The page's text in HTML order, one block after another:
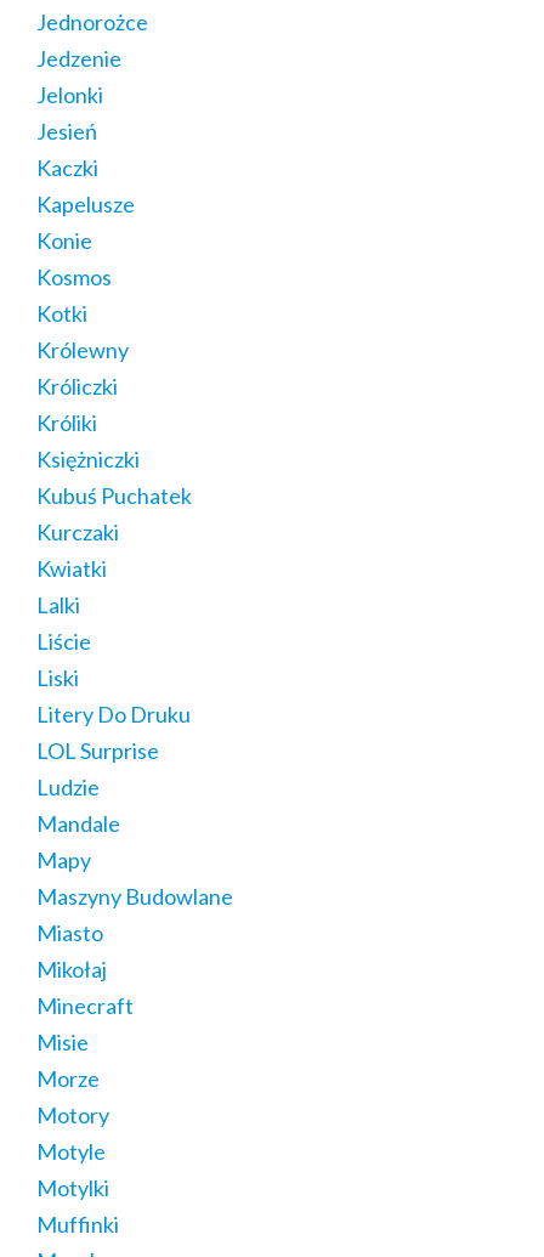
Jednorożce
Jedzenie
Jelonki
Jesień
Kaczki
Kapelusze
Konie
Kosmos
Kotki
Królewny
Króliczki
Króliki
Księżniczki
Kubuś Puchatek
Kurczaki
Kwiatki
Lalki
Liście
Liski
Litery Do Druku
LOL Surprise
Ludzie
Mandale
Mapy
Maszyny Budowlane
Miasto
Mikołaj
Minecraft
Misie
Morze
Motory
Motyle
Motylki
Muffinki